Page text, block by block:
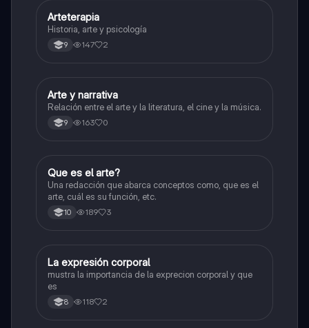
Emprendimiento
Arteterapia
Historia, arte y psicología
9 147 2
Artes
Arte y narrativa
Relación entre el arte y la literatura, el cine y la música.
9 163 0
Artes
Que es el arte?
Una redacción que abarca conceptos como, que es el
arte, cuál es su función, etc.
10 189 3
Artes
La expresión corporal
mustra la importancia de la exprecion corporal y que
es
8 118 2